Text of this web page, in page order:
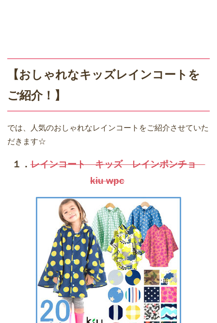
【おしゃれなキッズレインコートを
ご紹介！】
では、人気のおしゃれなレインコートをご紹介させていた
だきます☆
１．レインコート キッズ レインポンチョ
kiu wpc